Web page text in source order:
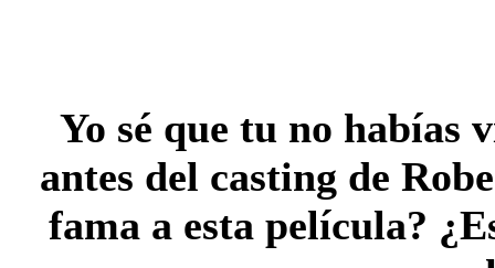
Yo sé que tu no habías
antes del casting de
fama a esta película?